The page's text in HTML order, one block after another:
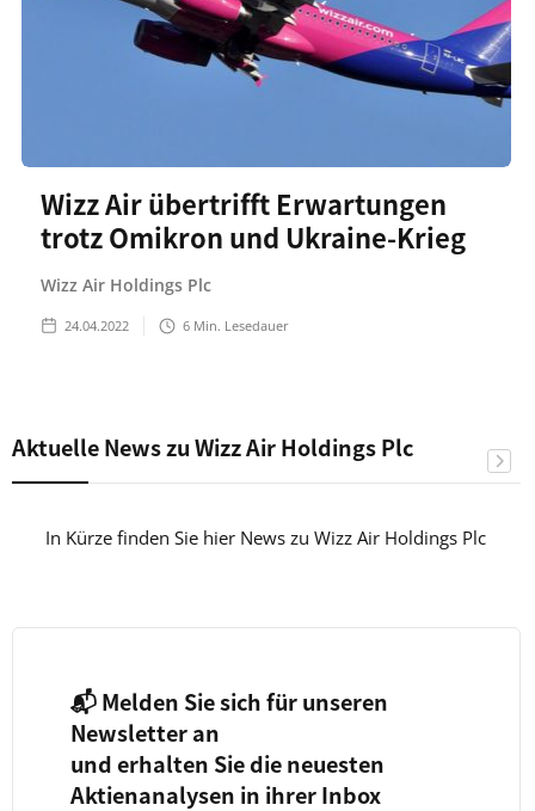
Wizz Air übertrifft Erwartungen
trotz Omikron und Ukraine-Krieg
Wizz Air Holdings Plc
24.04.2022 6 Min. Lesedauer
Aktuelle News zu Wizz Air Holdings Plc
In Kürze finden Sie hier News zu Wizz Air Holdings Plc
📬 Melden Sie sich für unseren
Newsletter an
und erhalten Sie die neuesten
Aktienanalysen in ihrer Inbox